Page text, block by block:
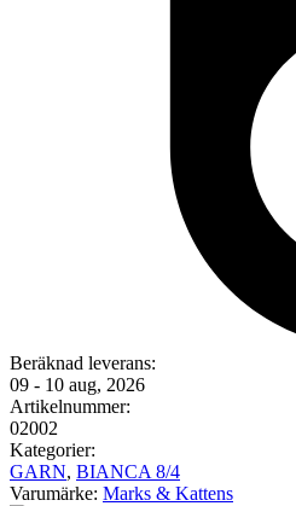
Beräknad leverans:
09 - 10 aug, 2026
Artikelnummer:
02002
Kategorier:
GARN, BIANCA 8/4
Varumärke: Marks & Kattens